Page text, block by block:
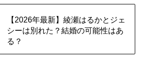
【2026年最新】綾瀬はるかとジェ
シーは別れた？結婚の可能性はあ
る？